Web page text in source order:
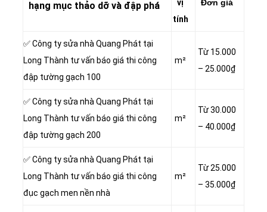
hạng mục thảo dỡ và đập phá
vị
tính
Đơn giá
✅ Công ty sửa nhà Quang Phát tại
Long Thành tư vấn báo giá thi công
đập tường gạch 100
m²
Từ 15.000
– 25.000₫
✅ Công ty sửa nhà Quang Phát tại
Long Thành tư vấn báo giá thi công
đập tường gạch 200
m²
Từ 30.000
– 40.000₫
✅ Công ty sửa nhà Quang Phát tại
Long Thành tư vấn báo giá thi công
đục gạch men nền nhà
m²
Từ 25.000
– 35.000₫